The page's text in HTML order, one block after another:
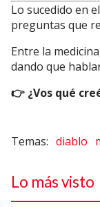
Lo sucedido en el
preguntas que
Entre la
dando que
👉 ¿Vos qué
diablo
Lo más visto